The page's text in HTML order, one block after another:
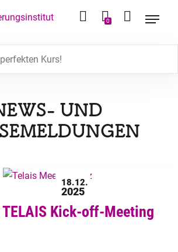
0
UND
18.12.
2025
Kick-off-Meeting